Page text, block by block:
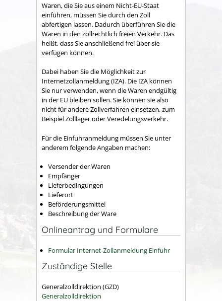
Waren, die Sie aus einem Nicht-EU-Staat
einführen, müssen Sie durch den Zoll
abfertigen lassen. Dadurch überführen Sie die
Waren in den zollrechtlich freien Verkehr. Das
heißt, dass Sie anschließend frei über sie
verfügen können.
Dabei haben Sie die Möglichkeit zur
Internetzollanmeldung (IZA). Die IZA können
Sie nur verwenden, wenn die Waren endgültig
in der EU bleiben sollen. Sie können sie also
nicht für andere Zollverfahren einsetzen, zum
Beispiel Zolllager oder Veredelungsverkehr.
Für die Einfuhranmeldung müssen Sie unter
anderem folgende Angaben machen:
Versender der Waren
Empfänger
Lieferbedingungen
Lieferort
Beförderungsmittel
Beschreibung der Ware
Onlineantrag und Formulare
Formular Internet-Zollanmeldung Einfuhr
Zuständige Stelle
Generalzolldirektion (GZD)
Generalzolldirektion